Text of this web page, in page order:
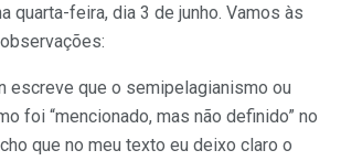
quarta-feira, dia 3 de junho. Vamos às
escreve que o semipelagianismo ou
foi “mencionado, mas não definido” no
que no meu texto eu deixo claro o